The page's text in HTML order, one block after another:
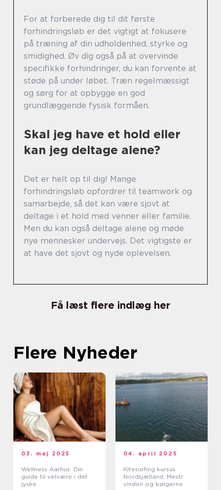
For at forberede dig til dit første
forhindringsløb er det vigtigt at fokusere
på træning af din udholdenhed, styrke og
smidighed. Øv dig også på at overvinde
specifikke forhindringer, du kan forvente at
støde på under løbet. Træn regelmæssigt
og sørg for at opbygge en god
grundlæggende fysisk formåen.
Skal jeg have et hold eller
kan jeg deltage alene?
Det er helt op til dig! Mange
forhindringsløb opfordrer til teamwork og
samarbejde, så det kan være sjovt at
deltage i et hold med venner eller familie.
Men du kan også deltage alene og møde
nye mennesker undervejs. Det vigtigste er
at have det sjovt og nyde oplevelsen.
Få læst flere indlæg her
Flere Nyheder
03. maj 2025
Wellness Aarhus: Din
guide til velvære i det
jyske
04. april 2025
Kitesurfing kursus
Nordsjælland: Mestr
vinden og bølgerne